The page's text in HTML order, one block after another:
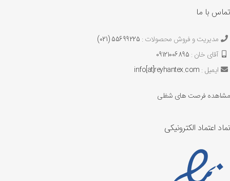
تماس با ما
مدیریت و فروش محصولات : 55699225 (021)
آقای خان : 09121006895
ایمیل : info[at]reyhantex.com
مشاهده فرصت های شغلی
نماد اعتماد الکترونیکی